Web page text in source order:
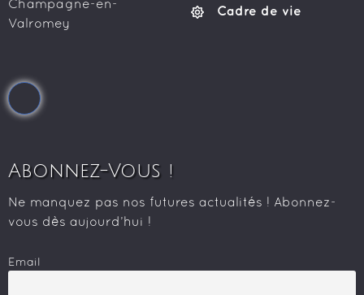
Champagne-en-
Valromey
Cadre de vie
Abonnez-Vous !
Ne manquez pas nos futures actualités ! Abonnez-
vous dès aujourd’hui !
Email